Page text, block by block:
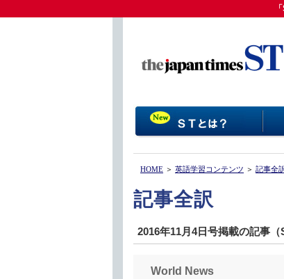
HOME ＞ 英語学習コンテンツ ＞ 記事全
記事全訳
2016年11月4日号掲載の記事（
World News